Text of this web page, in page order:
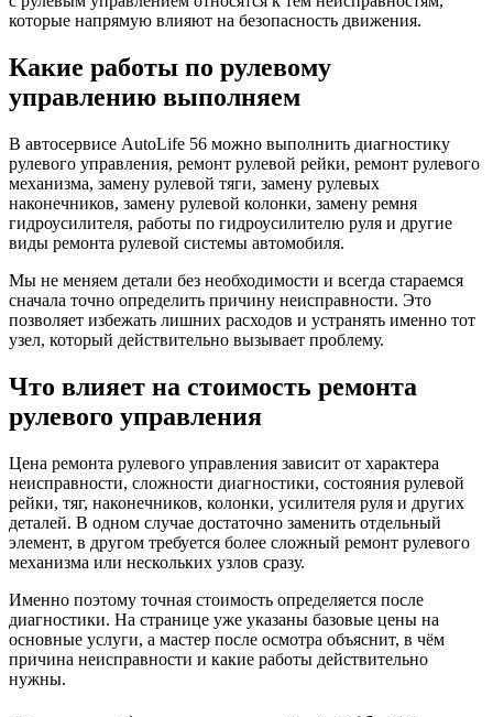
которые напрямую влияют на безопасность движения.
Какие работы по рулевому
управлению выполняем
В автосервисе AutoLife 56 можно выполнить диагностику
рулевого управления, ремонт рулевой рейки, ремонт рулевого
механизма, замену рулевой тяги, замену рулевых
наконечников, замену рулевой колонки, замену ремня
гидроусилителя, работы по гидроусилителю руля и другие
виды ремонта рулевой системы автомобиля.
Мы не меняем детали без необходимости и всегда стараемся
сначала точно определить причину неисправности. Это
позволяет избежать лишних расходов и устранять именно тот
узел, который действительно вызывает проблему.
Что влияет на стоимость ремонта
рулевого управления
Цена ремонта рулевого управления зависит от характера
неисправности, сложности диагностики, состояния рулевой
рейки, тяг, наконечников, колонки, усилителя руля и других
деталей. В одном случае достаточно заменить отдельный
элемент, в другом требуется более сложный ремонт рулевого
механизма или нескольких узлов сразу.
Именно поэтому точная стоимость определяется после
диагностики. На странице уже указаны базовые цены на
основные услуги, а мастер после осмотра объяснит, в чём
причина неисправности и какие работы действительно
нужны.